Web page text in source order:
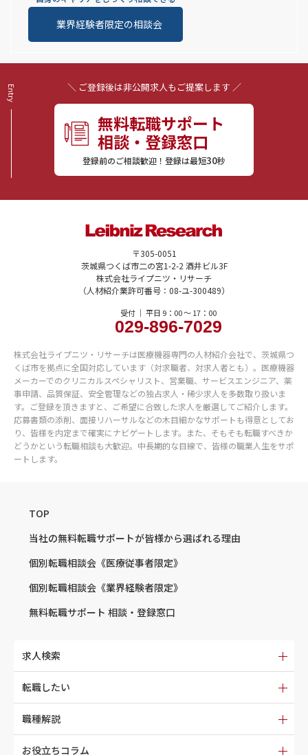
業界経験者限定の相談会
＼ ご登録後は非公開求人もご提案します ／
無料転職サポート
相談・登録窓口
登録前のご相談歓迎！登録は最短30秒
〒305-0051
茨城県つくば市二の宮1-2-2 酒井ビル3F
株式会社ライプニツ・リサーチ
（人材紹介業許可番号：08-ユ-300489）
受付 ｜ 平日 9：00 〜 17：00
029-896-7029
株式会社ライプニツ・リサーチは医療機器専門の人材紹介会社で、茨城県つ
くば市を拠点に全国対応しています（対求職者、対求人者とも）。医療機器
メーカーでのクリニカルスペシャリスト、営業職、サービスエンジニア、薬
事申請、品質保証、安全管理などの独占求人・稀少求人を多数取り扱いま
す。ご登録を頂きますと、ご希望に合致した求人を厳選してご紹介します。
応募書類の添削、面接リハーサルなどの木目細かなサポートも得意としてお
り、皆様を内定まで確実にナビゲートします。また、そもそも転職すべきか
どうかという転職相談も大歓迎。中長期的な目線で、皆様の職業人生をサポ
ートします。
TOP
当社の無料転職サポートが皆様から選ばれる理由
個別転職相談会 《医療従事者限定》
個別転職相談会 《業界経験者限定》
無料転職サポート 相談・登録窓口
求人検索
転職したい
職種解説
お役立ちコラム